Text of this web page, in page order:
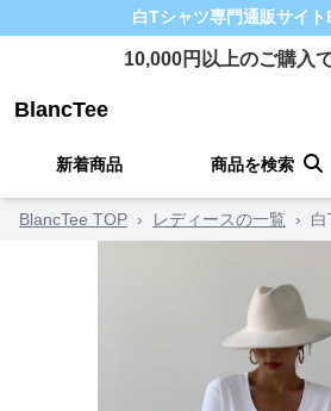
白Tシャツ専門通販サイト
10,000円以上のご購入
BlancTee
新着商品 商品を検索
BlancTee TOP › レディースの一覧 ›